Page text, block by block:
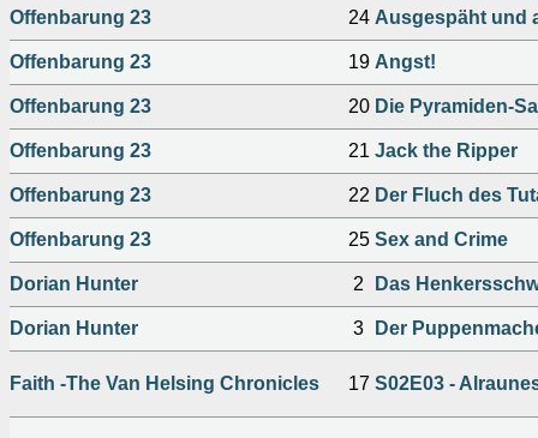
Offenbarung 23 24 Ausgespäht und
Offenbarung 23 19 Angst!
Offenbarung 23 20 Die Pyramiden-
Offenbarung 23 21 Jack the Ripper
Offenbarung 23 22 Der Fluch des
Offenbarung 23 25 Sex and Crime
Dorian Hunter 2 Das
Dorian Hunter 3 Der
Faith -The Van Helsing Chronicles 17 S02E03 -